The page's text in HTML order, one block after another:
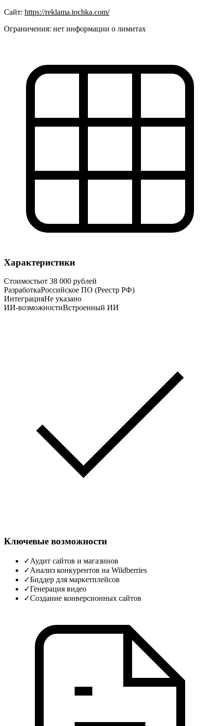
Сайт: https://reklama.tochka.com/
Ограничения: нет информации о лимитах
Характеристики
Стоимостьот 38 000 рублей
РазработкаРоссийское ПО (Реестр РФ)
ИнтеграцияНе указано
ИИ-возможностиВстроенный ИИ
Ключевые возможности
✓Аудит сайтов и магазинов
✓Анализ конкурентов на Wildberries
✓Биддер для маркетплейсов
✓Генерация видео
✓Создание конверсионных сайтов